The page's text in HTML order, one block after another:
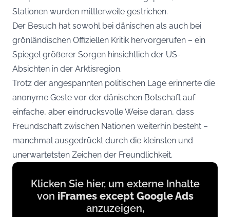
Stationen wurden mittlerweile gestrichen.
Der Besuch hat sowohl bei dänischen als auch bei
grönländischen Offiziellen Kritik hervorgerufen – ein
Spiegel größerer Sorgen hinsichtlich der US-
Absichten in der Arktisregion.
Trotz der angespannten politischen Lage erinnerte die
anonyme Geste vor der dänischen Botschaft auf
einfache, aber eindrucksvolle Weise daran, dass
Freundschaft zwischen Nationen weiterhin besteht –
manchmal ausgedrückt durch die kleinsten und
unerwartetsten Zeichen der Freundlichkeit.
Display
contentKlicken Sie hier, um externe Inhalte
von iFrames except Google Ads
anzuzeigen,